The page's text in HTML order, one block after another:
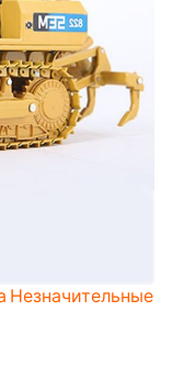
Незначительные